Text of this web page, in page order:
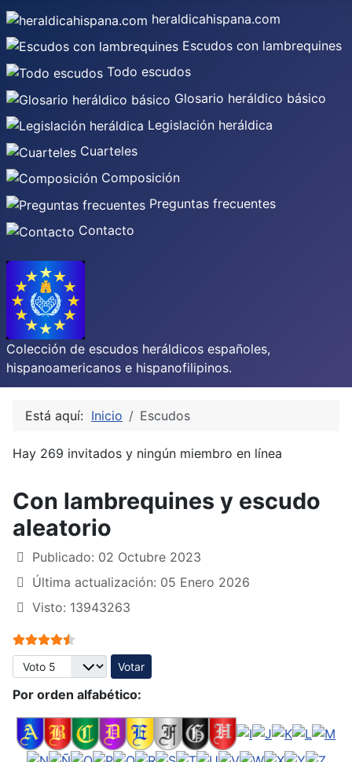
heraldicahispana.com
Escudos con lambrequines
Todo escudos
Glosario heráldico básico
Legislación heráldica
Cuarteles
Composición
Preguntas frecuentes
Contacto
Colección de escudos heráldicos españoles,
hispanoamericanos e hispanofilipinos.
Está aquí: Inicio Escudos
Hay 269 invitados y ningún miembro en línea
Con lambrequines y escudo
aleatorio
Publicado: 02 Octubre 2023
Última actualización: 05 Enero 2026
Visto: 13943263
Ratio:4.5/
Por favor, vote
Por orden alfabético: